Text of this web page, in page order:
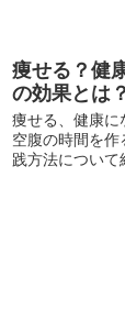
痩せる？健
の効果とは
痩せる、健康に
空腹の時間を
践方法について